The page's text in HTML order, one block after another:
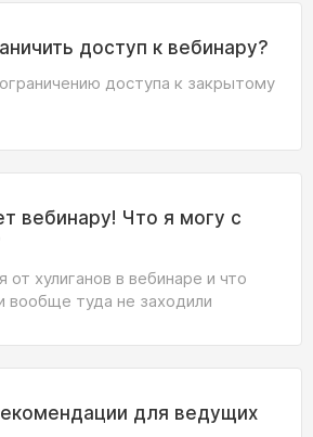
доступ к вебинару?
доступа к закрытому
вебинару! Что я могу с
от хулиганов в вебинаре и что
вообще туда не заходили
для ведущих